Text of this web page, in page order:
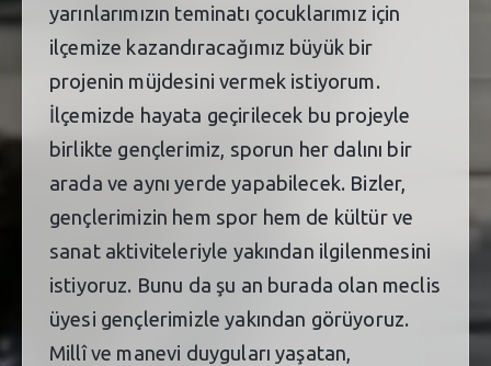
yarınlarımızın teminatı çocuklarımız için
ilçemize kazandıracağımız büyük bir
projenin müjdesini vermek istiyorum.
İlçemizde hayata geçirilecek bu projeyle
birlikte gençlerimiz, sporun her dalını bir
arada ve aynı yerde yapabilecek. Bizler,
gençlerimizin hem spor hem de kültür ve
sanat aktiviteleriyle yakından ilgilenmesini
istiyoruz. Bunu da şu an burada olan meclis
üyesi gençlerimizle yakından görüyoruz.
Millî ve manevi duyguları yaşatan,